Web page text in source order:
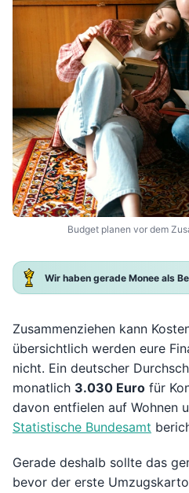
Budget planen vor dem
Zusammenziehen kann
übersichtlich werden eure
nicht. Ein deutscher
monatlich 3.030 Euro für
davon entfielen auf Wohnen
Statistische Bundesamt
Gerade deshalb sollte das
bevor der erste